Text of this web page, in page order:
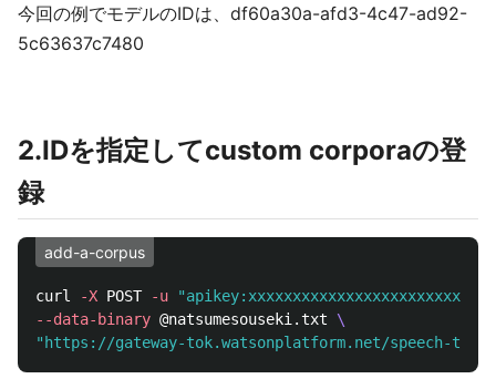
今回の例でモデルのIDは、df60a30a-afd3-4c47-ad92-
5c63637c7480
2.IDを指定してcustom corporaの登
録
add-a-corpus
curl -X POST -u
--data-binary @natsumesouseki.txt \
"https://gateway-tok.watsonplatform.net/speech-to-